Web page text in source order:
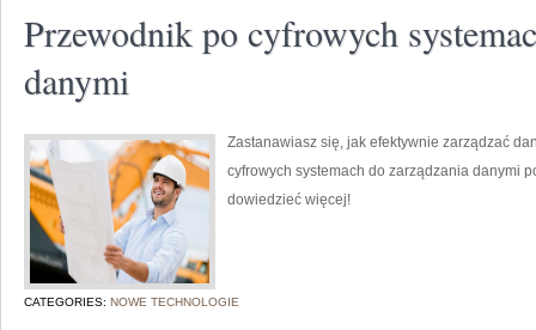
Przewodnik po cyfrowych
danymi
Zastanawiasz się, jak efektywnie zarządzać
cyfrowych systemach do zarządzania danymi
dowiedzieć więcej!
CATEGORIES: NOWE TECHNOLOGIE